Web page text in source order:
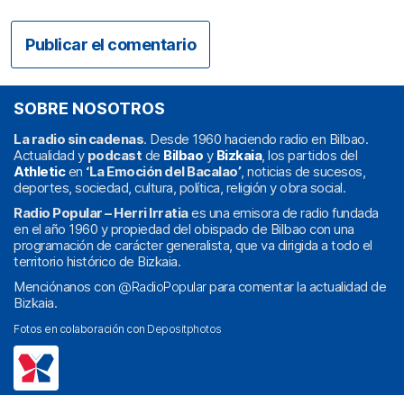
SOBRE NOSOTROS
La radio sin cadenas. Desde 1960 haciendo radio en Bilbao.
Actualidad y podcast de Bilbao y Bizkaia, los partidos del
Athleticen ‘La Emoción del Bacalao’, noticias de sucesos,
deportes, sociedad, cultura, política, religión y obra social.
Radio Popular – Herri Irratiaes una emisora de radio fundada
en el año 1960 y propiedad del obispado de Bilbao con una
programación de carácter generalista, que va dirigida a todo el
territorio histórico de Bizkaia.
Menciónanos con @RadioPopularpara comentar la actualidad de
Bizkaia.
Fotos en colaboración con Depositphotos